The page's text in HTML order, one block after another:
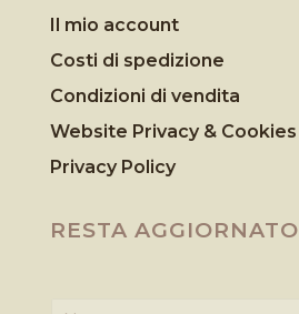
Il mio account
Costi di spedizione
Condizioni di vendita
Website Privacy & Cookies
Privacy Policy
RESTA AGGIORNATO